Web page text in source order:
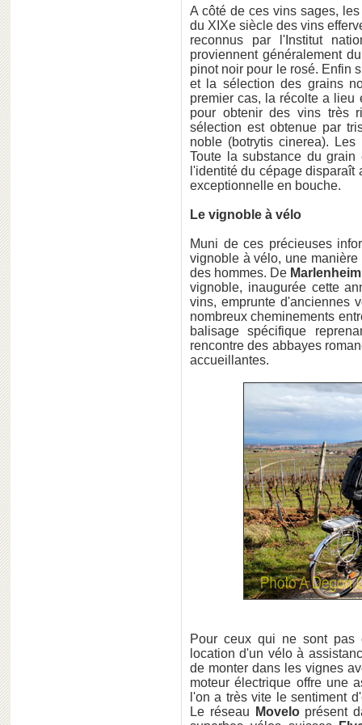
A côté de ces vins sages,
du XIXe siècle des vins
reconnus par l'Institut
proviennent généralement
pinot noir pour le rosé. Enfin
et la sélection des grains
premier cas, la récolte a lieu
pour obtenir des vins très
sélection est obtenue par
noble (botrytis cinerea).
Toute la substance du
l'identité du cépage
exceptionnelle en bouche.
Le vignoble à vélo
Muni de ces précieuses
vignoble à vélo, une
des hommes. De Marlenheim
vignoble, inaugurée cette
vins, emprunte d'anciennes
nombreux cheminements
balisage spécifique
rencontre des abbayes
accueillantes.
Pour ceux qui ne sont pas
location d'un vélo à
de monter dans les vignes
moteur électrique offre une
l'on a très vite le sentiment
Le réseau
Moveloprésent